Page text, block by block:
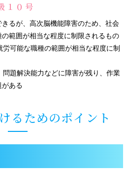
１０号
るが、高次脳機能障害のため、社会
範囲が相当な程度に制限されるもの
可能な職種の範囲が相当な程度に制
題解決能力などに障害が残り、作業
ある
るためのポイント